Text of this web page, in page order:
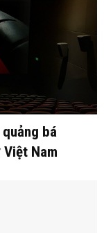
bá
Nam